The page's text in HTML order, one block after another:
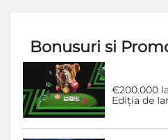
Bonusuri si
€200.000
Ediția de